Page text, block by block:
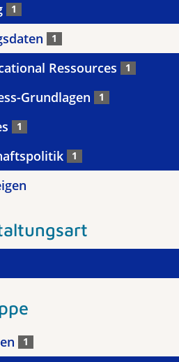
1
1
Ressources 1
Grundlagen 1
1
1
1